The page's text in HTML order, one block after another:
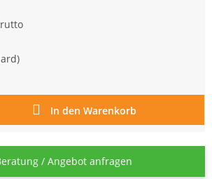
In den Warenkorb
/ Angebot anfragen